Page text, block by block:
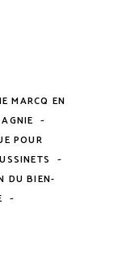
MARCQ EN
-
POUR
-
DU BIEN-
-